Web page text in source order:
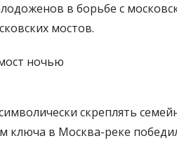
в борьбе с
мостов.
скреплять
ключа в Москва-реке